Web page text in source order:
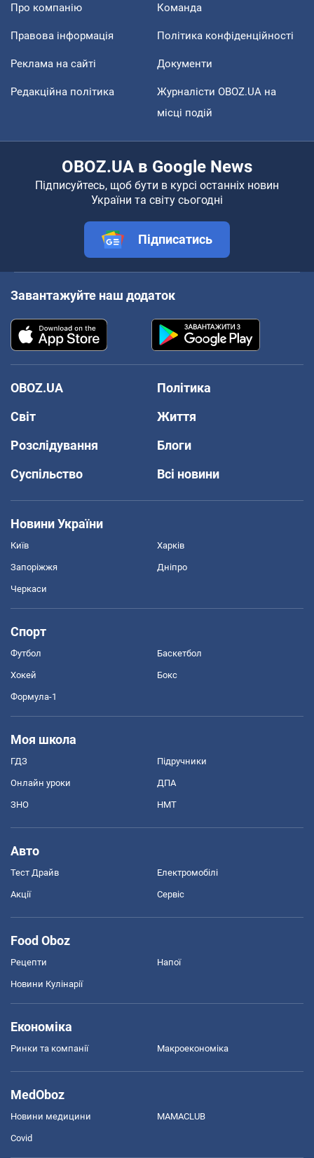
Про компанію Команда
Правова інформація Політика конфіденційності
Реклама на сайті Документи
Редакційна політика
Журналісти OBOZ.UA на
місці подій
OBOZ.UA в Google News
Підписуйтесь, щоб бути в курсі останніх новин
України та світу сьогодні
Підписатись
Завантажуйте наш додаток
OBOZ.UA
Політика
Світ
Життя
Розслідування
Блоги
Суспільство
Всі новини
Новини України
Київ Харків
Запоріжжя Дніпро
Черкаси
Спорт
Футбол Баскетбол
Хокей Бокс
Формула-1
Моя школа
ГДЗ Підручники
Онлайн уроки ДПА
ЗНО НМТ
Авто
Тест Драйв Електромобілі
Акції Сервіс
Food Oboz
Рецепти Напої
Новини Кулінарії
Економіка
Ринки та компанії Макроекономіка
MedOboz
Новини медицини MAMACLUB
Covid